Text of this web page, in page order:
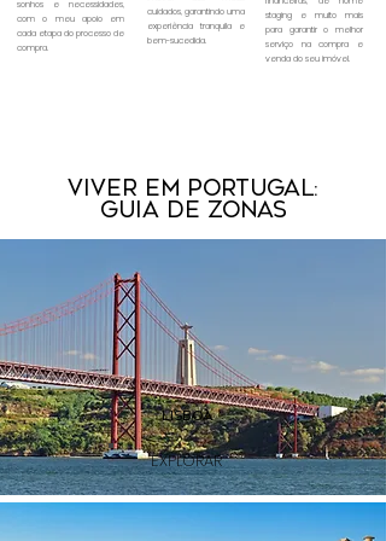
sonhos e necessidades,
com o meu apoio em
cada etapa do processo de
compra.
cuidados, garantindo uma
experiência tranquila e
bem-sucedida.
staging e muito mais
para garantir o melhor
serviço na compra e
venda do seu imóvel.
Viver em Portugal:
guia de zonas
LISBOA
EXPLORAR